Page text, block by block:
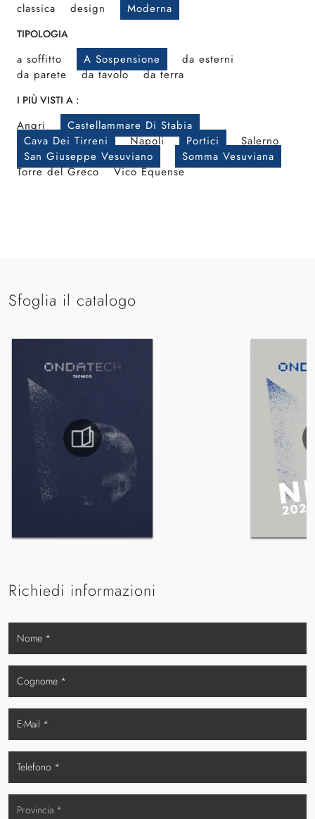
classica design Moderna
TIPOLOGIA
a soffitto A Sospensione
da esterni
da parete
da tavolo da terra
I PIÙ VISTI A :
Angri
Castellammare Di Stabia
Cava Dei Tirreni
Napoli Portici
Salerno
San Giuseppe Vesuviano
Somma Vesuviana
Torre del Greco
Vico Equense
Sfoglia il catalogo
Richiedi informazioni